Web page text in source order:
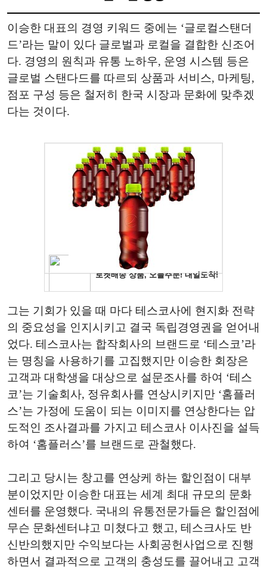
이승한 대표의 경영 키워드 중에는 ‘글로컬스탠더
드’라는 말이 있다 글로벌과 로컬을 결합한 신조어
다. 경영의 원칙과 유통 노하우, 운영 시스템 등은
글로벌 스탠다드를 따르되 상품과 서비스, 마케팅,
점포 구성 등은 철저히 한국 시장과 문화에 맞추겠
다는 것이다.
그는 기회가 있을 때 마다 테스코사에 현지화 전략
의 중요성을 인지시키고 결국 독립경영권을 얻어내
었다. 테스코사는 합작회사의 브랜드로 ‘테스코’라
는 명칭을 사용하기를 고집했지만 이승한 회장은
고객과 대학생을 대상으로 설문조사를 하여 ‘테스
코’는 기술회사, 정유회사를 연상시키지만 ‘홈플러
스’는 가정에 도움이 되는 이미지를 연상한다는 압
도적인 조사결과를 가지고 테스코사 이사진을 설득
하여 ‘홈플러스’를 브랜드로 관철했다.
그리고 당시는 창고를 연상케 하는 할인점이 대부
분이었지만 이승한 대표는 세계 최대 규모의 문화
센터를 운영했다. 국내의 유통전문가들은 할인점에
무슨 문화센터냐고 미쳤다고 했고, 테스크사도 반
신반의했지만 수익보다는 사회공헌사업으로 진행
하면서 결과적으로 고객의 충성도를 끌어내고 고객